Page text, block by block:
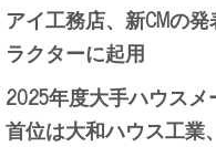
アイ工務店、新CMの
ラクターに起用
2025年度大手ハウス
首位は大和ハウス工業